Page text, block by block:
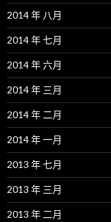
2014 年 八月
2014 年 七月
2014 年 六月
2014 年 三月
2014 年 二月
2014 年 一月
2013 年 七月
2013 年 三月
2013 年 二月